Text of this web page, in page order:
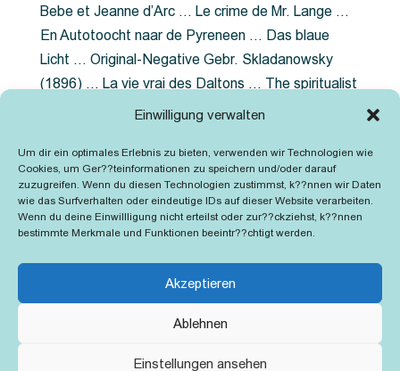
Einwilligung verwalten
Um dir ein optimales Erlebnis zu bieten, verwenden wir Technologien wie
Cookies, um Ger??teinformationen zu speichern und/oder darauf
zuzugreifen. Wenn du diesen Technologien zustimmst, k??nnen wir Daten
wie das Surfverhalten oder eindeutige IDs auf dieser Website verarbeiten.
Wenn du deine Einwillligung nicht erteilst oder zur??ckziehst, k??nnen
bestimmte Merkmale und Funktionen beeintr??chtigt werden.
Akzeptieren
Ablehnen
Einstellungen ansehen
Bebe et Jeanne d’Arc … Le crime de Mr. Lange …
En Autotoocht naar de Pyreneen … Das blaue
Licht … Original-Negative Gebr. Skladanowsky
(1896) … La vie vrai des Daltons … The spiritualist
photographer … Feuer im Fjord … The Song of the
Grubenlampe … Tolstoy … Grün ist die Heide …
Lady Hamilton … Mütter verzaget nicht …
Ruttmann Werbefilme